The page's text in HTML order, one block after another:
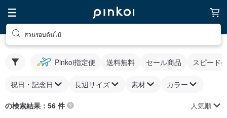
สวนรอบต้นไม้
Pinkoi指定便 送料無料 セール商品 スピード
祝日・記念日 長辺サイズ 素材 カラー
の検索結果：56 件 人気順